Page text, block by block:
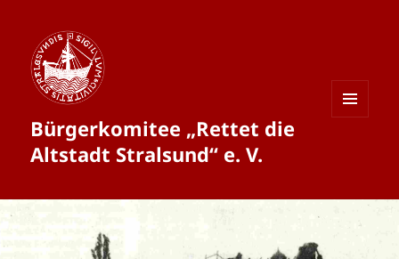
Bürgerkomitee „Rettet die
Altstadt Stralsund“ e. V.